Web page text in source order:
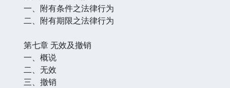
一、附有条件之法律行为
二、附有期限之法律行为
第七章 无效及撤销
一、概说
二、无效
三、撤销